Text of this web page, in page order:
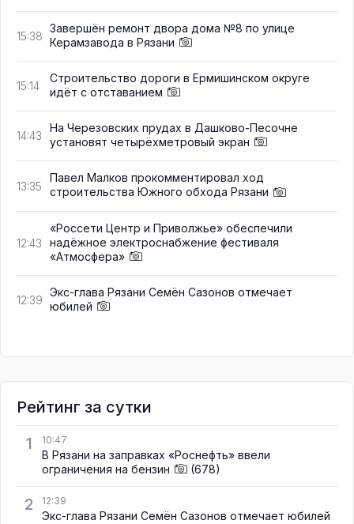
15:38
Завершён ремонт двора дома №8 по улице
Керамзавода в Рязани
15:14
Строительство дороги в Ермишинском округе
идёт с отставанием
14:43
На Черезовских прудах в Дашково-Песочне
установят четырёхметровый экран
13:35
Павел Малков прокомментировал ход
строительства Южного обхода Рязани
12:43
«Россети Центр и Приволжье» обеспечили
надёжное электроснабжение фестиваля
«Атмосфера»
12:39
Экс-глава Рязани Семён Сазонов отмечает
юбилей
Рейтинг за сутки
1
10:47
В Рязани на заправках «Роснефть» ввели
ограничения на бензин
(678)
2 12:39
Экс-глава Рязани Семён Сазонов отмечает юбилей